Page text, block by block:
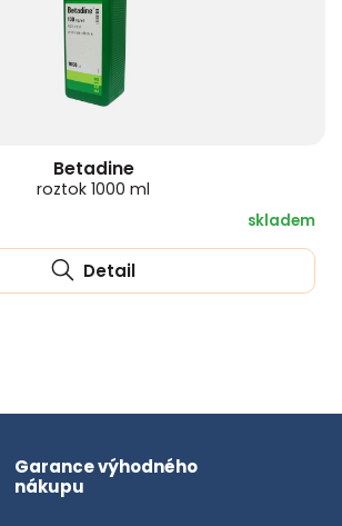
Betadine
roztok 1000 ml
skladem
Detail
Garance výhodného
nákupu